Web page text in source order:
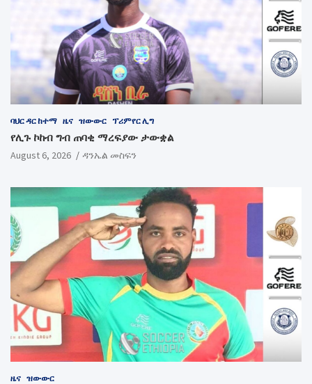
ባህር ዳር ከተማ ዜና ዝውውር ፕሪምየር ሊግ
የሊጉ ኮከብ ግብ ጠባቂ ማረፍያው ታውቋል
August 6, 2026 ዳንኤል መስፍን
ዜና ዝውውር